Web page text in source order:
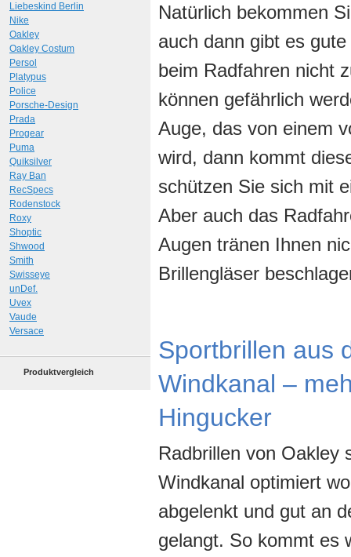
Natürlich bekommen
auch dann gibt es
beim Radfahren nicht
können gefährlich
Auge, das von einem
wird, dann kommt
schützen Sie sich mit
Aber auch das
Augen tränen Ihnen
Brillengläser
Sportbrillen aus
Windkanal –
Hingucker
Radbrillen von Oakley
Windkanal optimiert
abgelenkt und gut an
gelangt. So kommt es
Liebeskind Berlin
Nike
Oakley
Oakley Costum
Persol
Platypus
Police
Porsche-Design
Prada
Progear
Puma
Quiksilver
Ray Ban
RecSpecs
Rodenstock
Roxy
Shoptic
Shwood
Smith
Swisseye
unDef.
Uvex
Vaude
Versace
Produktvergleich